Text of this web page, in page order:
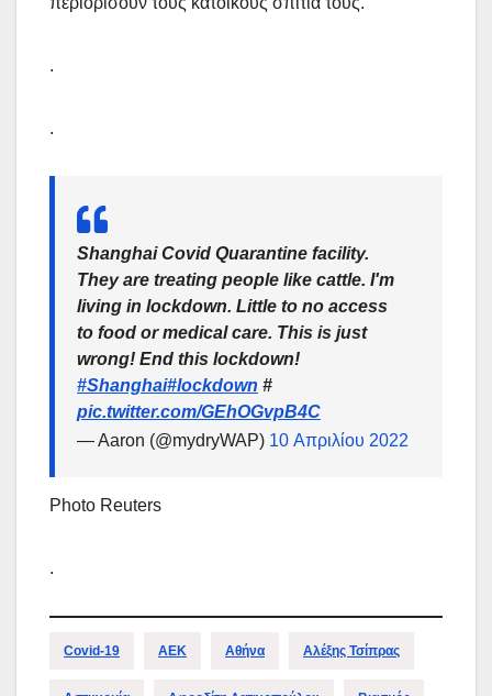
.
.
Shanghai Covid Quarantine facility.
They are treating people like cattle. I'm
living in lockdown. Little to no access
to food or medical care. This is just
wrong! End this lockdown!
#Shanghai#lockdown #
pic.twitter.com/GEhOGvpB4C
— Aaron (@mydryWAP) 10 Απριλίου 2022
Photo Reuters
.
Covid-19 ΑΕΚ Αθήνα Αλέξης Τσίπρας